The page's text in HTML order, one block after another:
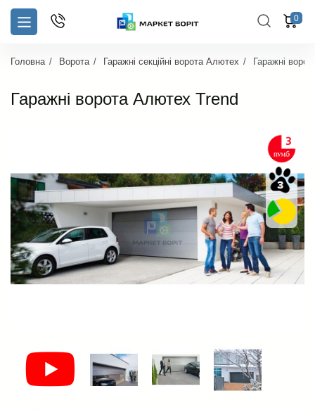
0
Головна Ворота Гаражні секційні ворота Алютех Гаражні
Гаражні ворота Алютех Trend